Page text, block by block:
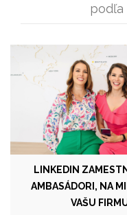
podľa
LINKEDIN
AMBASÁDORI, NA
VAŠU